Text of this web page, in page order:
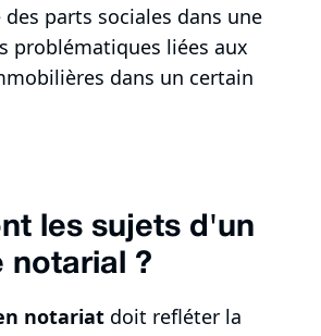
parts sociales dans une
problématiques liées aux
dans un certain
les sujets d'un
notarial ?
notariat doit refléter la